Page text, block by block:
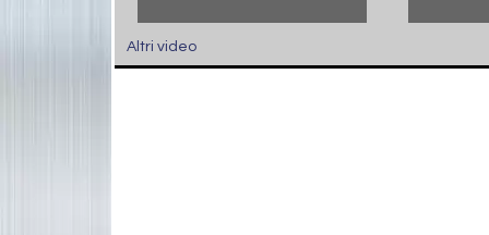
Altri video